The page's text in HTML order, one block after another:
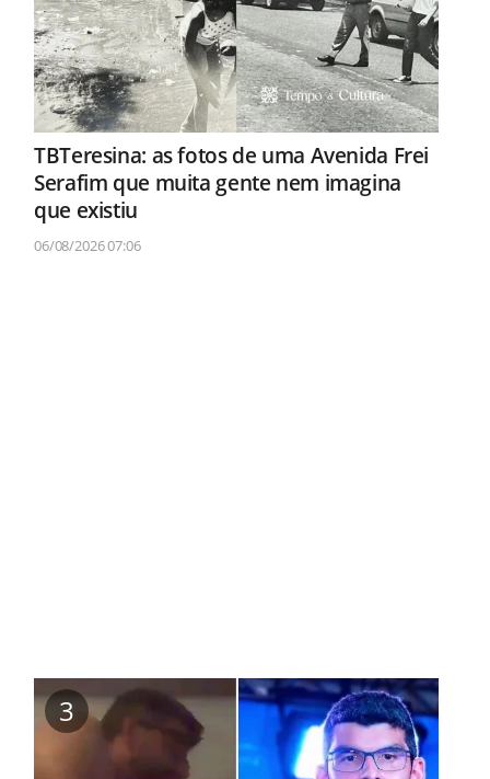
TBTeresina: as fotos de uma Avenida Frei
Serafim que muita gente nem imagina
que existiu
06/08/2026 07:06
3